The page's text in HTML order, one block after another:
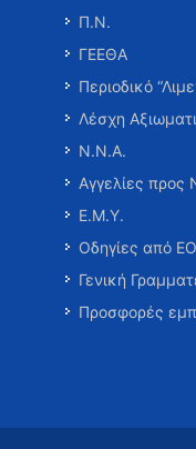
Π.Ν.
ΓΕΕΘΑ
Περιοδικό
Λέσχη
Ν.Ν.Α.
Αγγελίες προς
Ε.Μ.Υ.
Οδηγίες από
Γενική
Προσφορές